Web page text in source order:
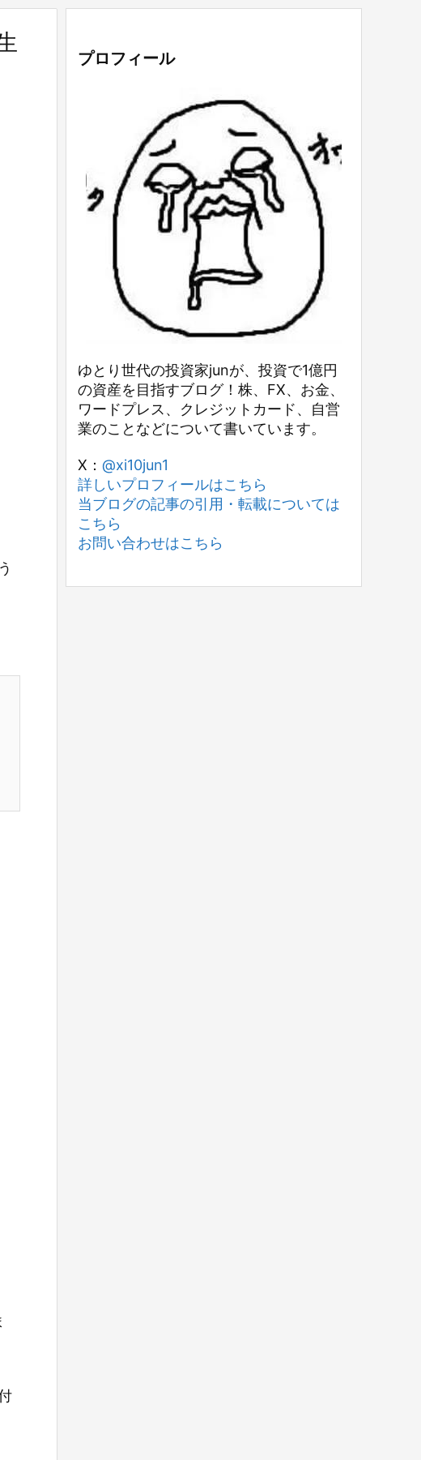
プロフィール
ゆとり世代の投資家junが、投資で1億円
の資産を目指すブログ！株、FX、お金、
ワードプレス、クレジットカード、自営
業のことなどについて書いています。
X： @xi10jun1
詳しいプロフィールはこちら
当ブログの記事の引用・転載については
こちら
お問い合わせはこちら